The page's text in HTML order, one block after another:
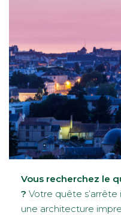
Vous recherchez le
? Votre quête s’arrête
une architecture